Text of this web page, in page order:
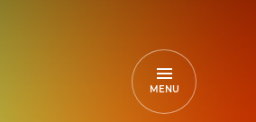
MENU